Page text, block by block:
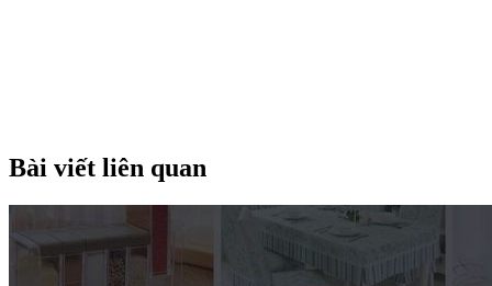
Bài viết liên quan